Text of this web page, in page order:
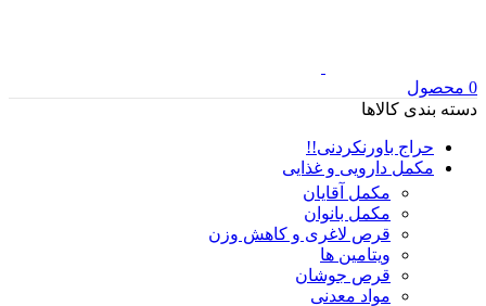
0 محصول
دسته بندی کالاها
حراج باورنکردنی!!
مکمل دارویی و غذایی
مکمل آقایان
مکمل بانوان
قرص لاغری و کاهش وزن
ویتامین ها
قرص جوشان
مواد معدنی